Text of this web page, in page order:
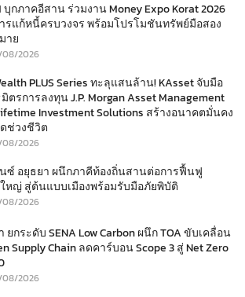
บุกภาคอีสาน ร่วมงาน Money Expo Korat 2026
รแก้หนี้ครบวงจร พร้อมโปรโมชันทรัพย์มือสอง
าย
2026
PLUS Series ทะลุแสนล้าน! KAsset จับมือ
ตรการลงทุน J.P. Morgan Asset Management
Investment Solutions สร้างอนาคตมั่นคง
ช่วงชีวิต
2026
ซ์ อยุธยา ผนึกภาคีท้องถิ่นสานต่อการฟื้นฟู
หญ่ สู่ต้นแบบเมืองพร้อมรับมือภัยพิบัติ
2026
ยกระดับ SENA Low Carbon ผนึก TOA ขับเคลื่อน
Supply Chain ลดคาร์บอน Scope 3 สู่ Net Zero
2026